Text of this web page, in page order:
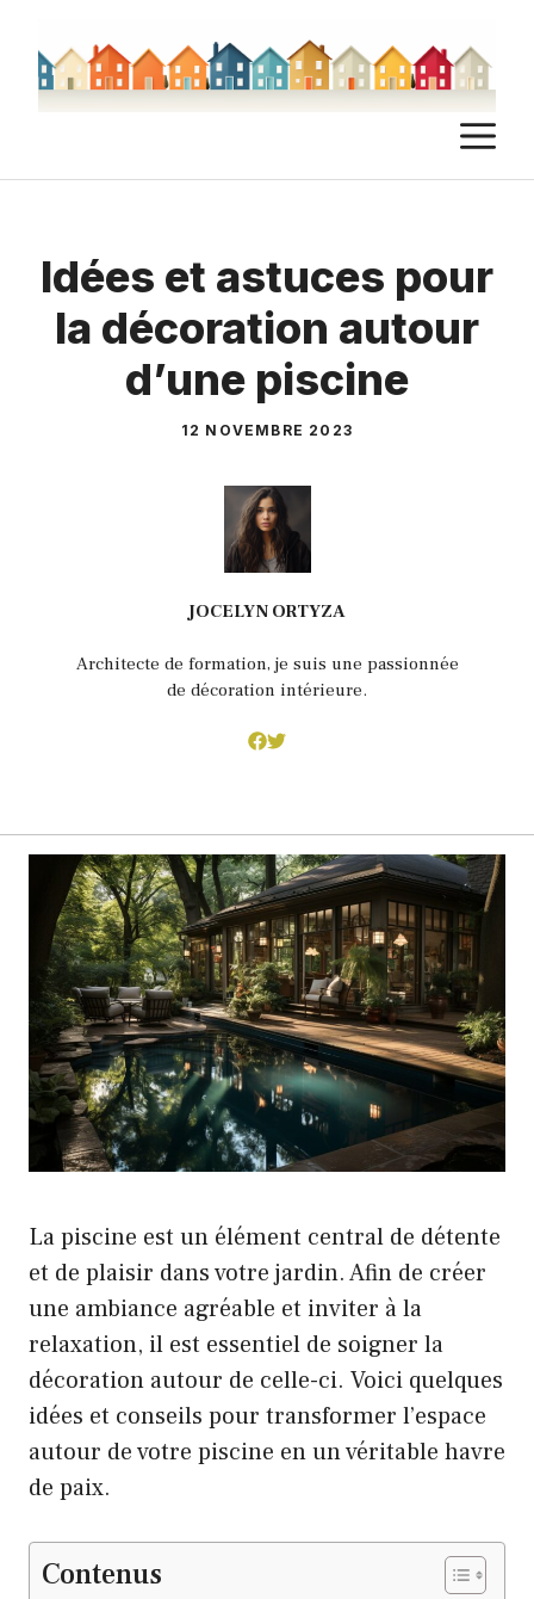
contenu
Idées et astuces pour
la décoration autour
d’une piscine
12 NOVEMBRE 2023
JOCELYN ORTYZA
Architecte de formation, je suis une passionnée
de décoration intérieure.
La piscine est un élément central de détente
et de plaisir dans votre jardin. Afin de créer
une ambiance agréable et inviter à la
relaxation, il est essentiel de soigner la
décoration autour de celle-ci. Voici quelques
idées et conseils pour transformer l’espace
autour de votre piscine en un véritable havre
de paix.
Contenus